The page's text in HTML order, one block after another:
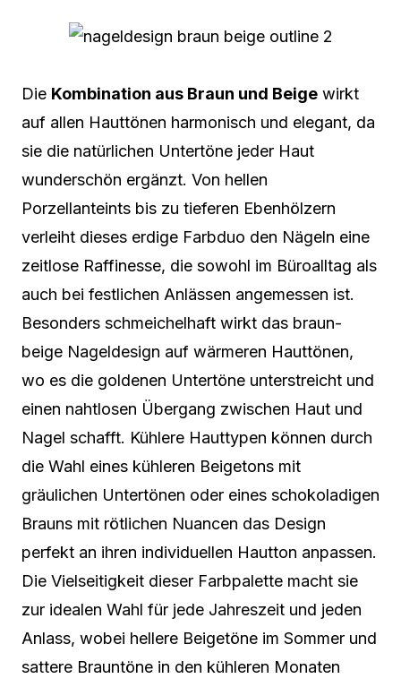
Die Kombination aus Braun und Beige wirkt
auf allen Hauttönen harmonisch und elegant, da
sie die natürlichen Untertöne jeder Haut
wunderschön ergänzt. Von hellen
Porzellanteints bis zu tieferen Ebenhölzern
verleiht dieses erdige Farbduo den Nägeln eine
zeitlose Raffinesse, die sowohl im Büroalltag als
auch bei festlichen Anlässen angemessen ist.
Besonders schmeichelhaft wirkt das braun-
beige Nageldesign auf wärmeren Hauttönen,
wo es die goldenen Untertöne unterstreicht und
einen nahtlosen Übergang zwischen Haut und
Nagel schafft. Kühlere Hauttypen können durch
die Wahl eines kühleren Beigetons mit
gräulichen Untertönen oder eines schokoladigen
Brauns mit rötlichen Nuancen das Design
perfekt an ihren individuellen Hautton anpassen.
Die Vielseitigkeit dieser Farbpalette macht sie
zur idealen Wahl für jede Jahreszeit und jeden
Anlass, wobei hellere Beigetöne im Sommer und
sattere Brauntöne in den kühleren Monaten